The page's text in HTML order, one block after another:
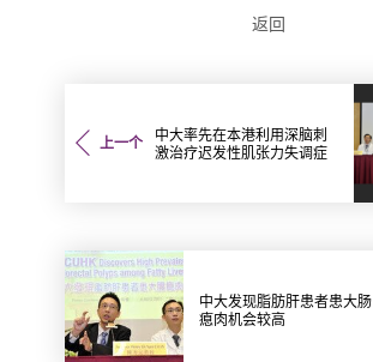
返回
上一个
中大率先在本港利用深脑刺
激治疗迟发性肌张力失调症
中大发现脂肪肝患者患大肠
瘜肉机会较高